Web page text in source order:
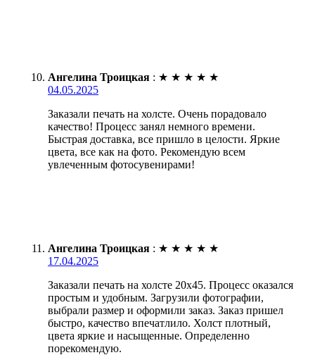
Ангелина Троицкая : ★ ★ ★ ★ ★
04.05.2025
Заказали печать на холсте. Очень порадовало
качество! Процесс занял немного времени.
Быстрая доставка, все пришло в целости. Яркие
цвета, все как на фото. Рекомендую всем
увлеченным фотосувенирами!
Ангелина Троицкая : ★ ★ ★ ★ ★
17.04.2025
Заказали печать на холсте 20х45. Процесс оказался
простым и удобным. Загрузили фотографии,
выбрали размер и оформили заказ. Заказ пришел
быстро, качество впечатлило. Холст плотный,
цвета яркие и насыщенные. Определенно
порекомендую.